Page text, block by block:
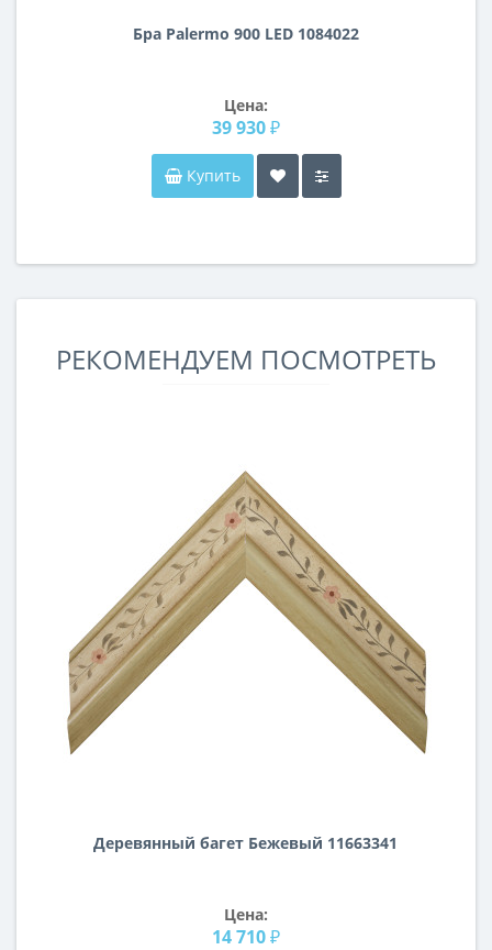
Бра Palermo 900 LED 1084022
Цена:
39 930 ₽
Купить
РЕКОМЕНДУЕМ ПОСМОТРЕТЬ
Деревянный багет Бежевый 11663341
Цена:
14 710 ₽